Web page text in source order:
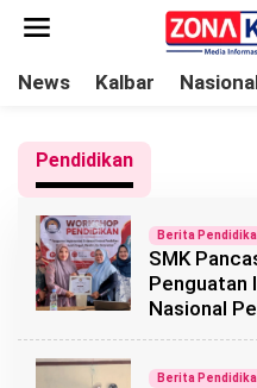
News Kalbar
Pendidikan
Berita
SMK
Penguatan
Nasional
Berita